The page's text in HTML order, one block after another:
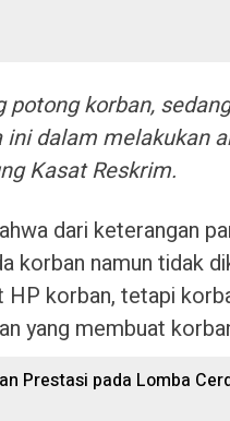
potong korban,
dalam melakukan
Kasat Reskrim.
dari keterangan
korban namun tidak
korban, tetapi
yang membuat
Prestasi pada Lomba